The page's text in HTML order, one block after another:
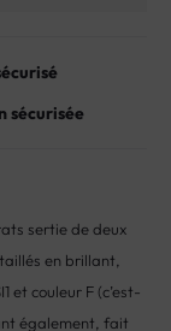
sécurisée
sertie de deux
en brillant,
et couleur F (c’est-
également, fait